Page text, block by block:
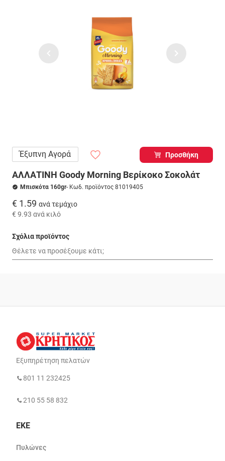
Έξυπνη Αγορά Προσθήκη
ΑΛΛΑΤΙΝΗ Goody Morning Βερίκοκο Σοκολάτ
Μπισκότα 160gr- Κωδ. προϊόντος 81019405
€ 1.59 ανά τεμάχιο
€ 9.93 ανά κιλό
Σχόλια προϊόντος
Εξυπηρέτηση πελατών
801 11 232425
210 55 58 832
ΕΚΕ
Πυλώνες